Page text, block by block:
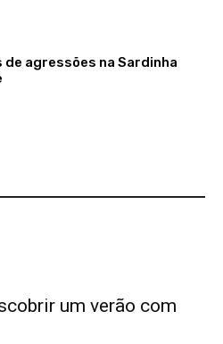
agressões na Sardinha
um verão com